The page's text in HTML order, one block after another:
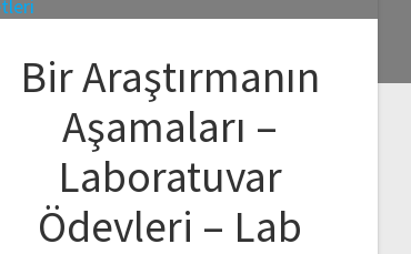
Bir Araştırmanın
Aşamaları –
Laboratuvar
Ödevleri – Lab